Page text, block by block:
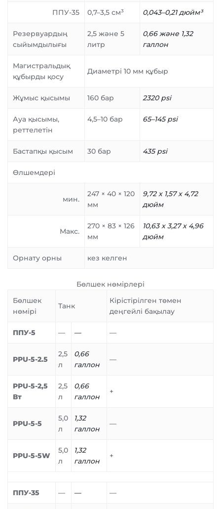
ППУ-35 0,7–3,5 см³ 0,043–0,21 дюйм³
Резервуардың
сыйымдылығы
2,5 және 5
литр
0,66 және 1,32
галлон
Магистральдық
құбырды қосу
Диаметрі 10 мм құбыр
Жұмыс қысымы 160 бар 2320 psi
Ауа қысымы,
реттелетін
4,5–10 бар 65–145 psi
Бастапқы қысым 30 бар 435 psi
Өлшемдері
мин.
247 × 40 × 120
мм
9,72 x 1,57 x 4,72
дюйм
Макс.
270 × 83 × 126
мм
10,63 x 3,27 x 4,96
дюйм
Орнату орны кез келген
Бөлшек нөмірлері
Бөлшек
нөмірі
Танк
Кірістірілген төмен
деңгейлі бақылау
ППУ-5 — — —
PPU-5-2.5
2,5
л
0,66
галлон
—
PPU-5-2,5
Вт
2,5
л
0,66
галлон
+
PPU-5-5
5,0
л
1,32
галлон
—
PPU-5-5W
5,0
л
1,32
галлон
+
ППУ-35 — — —